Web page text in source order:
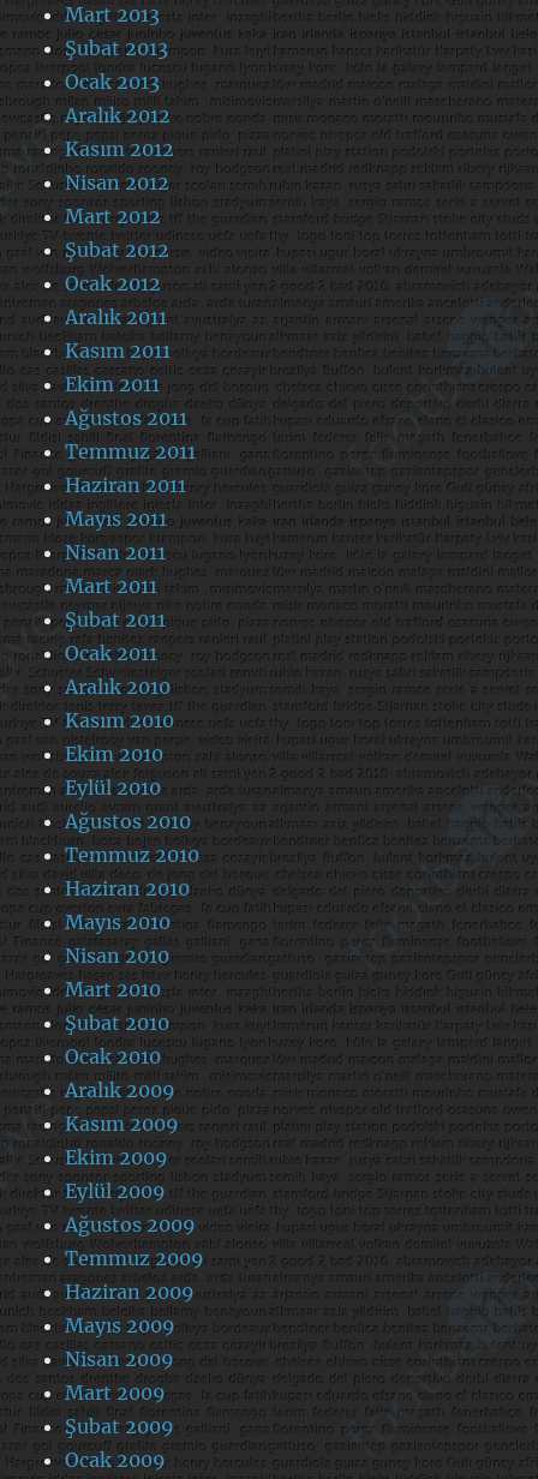
Mart 2013
Şubat 2013
Ocak 2013
Aralık 2012
Kasım 2012
Nisan 2012
Mart 2012
Şubat 2012
Ocak 2012
Aralık 2011
Kasım 2011
Ekim 2011
Ağustos 2011
Temmuz 2011
Haziran 2011
Mayıs 2011
Nisan 2011
Mart 2011
Şubat 2011
Ocak 2011
Aralık 2010
Kasım 2010
Ekim 2010
Eylül 2010
Ağustos 2010
Temmuz 2010
Haziran 2010
Mayıs 2010
Nisan 2010
Mart 2010
Şubat 2010
Ocak 2010
Aralık 2009
Kasım 2009
Ekim 2009
Eylül 2009
Ağustos 2009
Temmuz 2009
Haziran 2009
Mayıs 2009
Nisan 2009
Mart 2009
Şubat 2009
Ocak 2009